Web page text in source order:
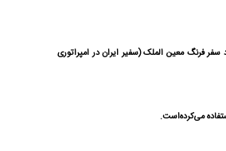
خود، در شرح وقایع جمادی‌الثانی سال ۱۳۰۲ قمری (۱۲۶۳ شمسی) به تلفنی اشاره می‌کند که ره‌آورد سفر فرنگ معین الملک (سفیر ایران در امپراتوری